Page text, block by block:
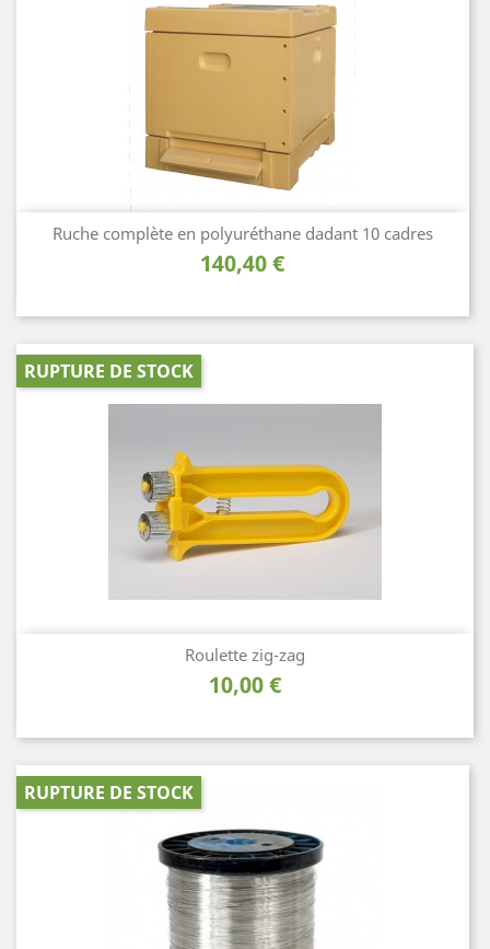
Ruche complète en polyuréthane dadant 10 cadres
Prix
140,40 €
Roulette zig-zag
Prix
10,00 €
RUPTURE DE STOCK
RUPTURE DE STOCK